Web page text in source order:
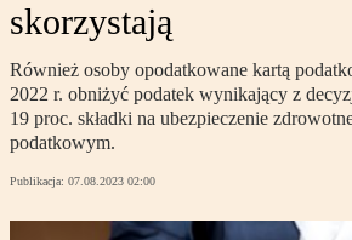
skorzystają
Również osoby opodatkowane kartą
2022 r. obniżyć podatek wynikający z
19 proc. składki na ubezpieczenie
podatkowym.
Publikacja: 07.08.2023 02:00